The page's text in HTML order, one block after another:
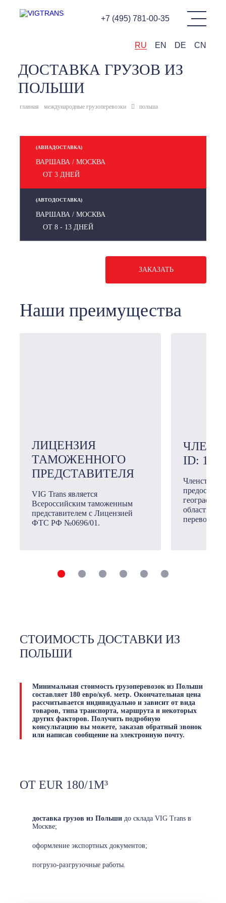
+7 (495) 781-00-35
CN
DE
EN
RU
ДОСТАВКА ГРУЗОВ ИЗ
ПОЛЬШИ
главная международные грузоперевозки польша
(АВИАДОСТАВКА)
ВАРШАВА / МОСКВА
ОТ 3 ДНЕЙ
(АВТОДОСТАВКА)
ВАРШАВА / МОСКВА
ОТ 8 - 13 ДНЕЙ
ЗАКАЗАТЬ
Наши преимущества
ЛИЦЕНЗИЯ
ТАМОЖЕННОГО
ПРЕДСТАВИТЕЛЯ
VIG Trans является
Всероссийским таможенным
представителем с Лицензией
ФТС РФ №0696/01.
ЧЛЕН
ID:
Членство в
области
перевозок.
СТОИМОСТЬ ДОСТАВКИ ИЗ
ПОЛЬШИ
Минимальная стоимость грузоперевозок из Польши
составляет 180 евро/куб. метр. Окончательная цена
рассчитывается индивидуально и зависит от вида
товаров, типа транспорта, маршрута и некоторых
других факторов. Получить подробную
консультацию вы можете, заказав обратный звонок
или написав сообщение на электронную почту.
ОТ EUR 180/1М³
доставка грузов из Польши до склада VIG Trans в
Москве;
оформление экспортных документов;
погрузо-разгрузочные работы.